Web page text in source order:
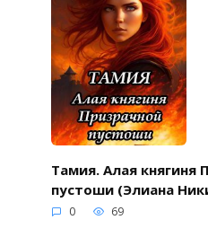
Тамия. Алая княгиня
пустоши (Элиана
0 69